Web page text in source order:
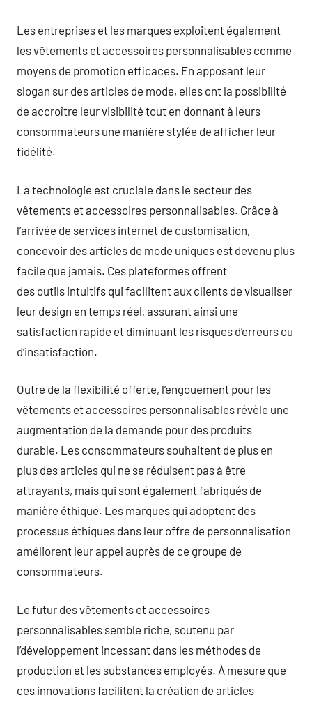
Les entreprises et les marques exploitent également
les vêtements et accessoires personnalisables comme
moyens de promotion efficaces. En apposant leur
slogan sur des articles de mode, elles ont la possibilité
de accroître leur visibilité tout en donnant à leurs
consommateurs une manière stylée de afficher leur
fidélité.
La technologie est cruciale dans le secteur des
vêtements et accessoires personnalisables. Grâce à
l’arrivée de services internet de customisation,
concevoir des articles de mode uniques est devenu plus
facile que jamais. Ces plateformes offrent
des outils intuitifs qui facilitent aux clients de visualiser
leur design en temps réel, assurant ainsi une
satisfaction rapide et diminuant les risques d’erreurs ou
d’insatisfaction.
Outre de la flexibilité offerte, l’engouement pour les
vêtements et accessoires personnalisables révèle une
augmentation de la demande pour des produits
durable. Les consommateurs souhaitent de plus en
plus des articles qui ne se réduisent pas à être
attrayants, mais qui sont également fabriqués de
manière éthique. Les marques qui adoptent des
processus éthiques dans leur offre de personnalisation
améliorent leur appel auprès de ce groupe de
consommateurs.
Le futur des vêtements et accessoires
personnalisables semble riche, soutenu par
l’développement incessant dans les méthodes de
production et les substances employés. À mesure que
ces innovations facilitent la création de articles